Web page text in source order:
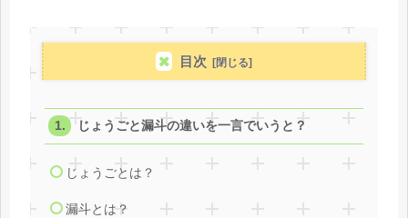
目次
じょうごと漏斗の違いを一言でいうと？
じょうごとは？
漏斗とは？